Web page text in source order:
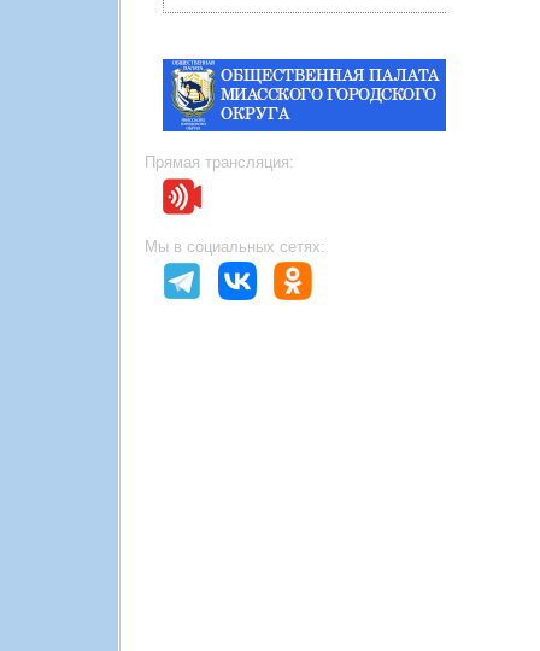
Прямая трансляция:
Мы в социальных сетях: